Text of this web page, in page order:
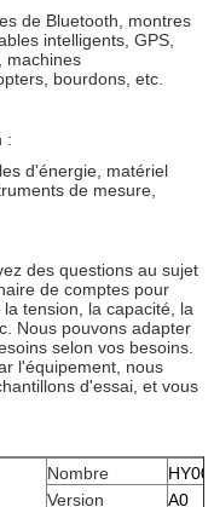
de Bluetooth, montres
intelligents, GPS,
machines
bourdons, etc.
:
d'énergie, matériel
de mesure,
des questions au sujet
de comptes pour
tension, la capacité, la
Nous pouvons adapter
selon vos besoins.
l'équipement, nous
d'essai, et vous
Nombre
Version
A0